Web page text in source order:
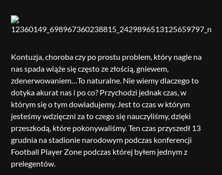
Kontuzja, choroba czy po prostu problem, który nagle na
nas spada wiąże się często ze złością, gniewem,
zdenerwowaniem…To naturalne. Nie wiemy dlaczego to
dotyka akurat nas i po co? Przychodzi jednak czas, w
którym się o tym dowiadujemy. Jest to czas w którym
jesteśmy wdzięczni za to czego się nauczyliśmy, dzięki
przeszkodą, które pokonywaliśmy. Ten czas przyszedł 13
grudnia na stadionie narodowym podczas konferencji
Football Player Zone podczas której byłem jednym z
prelegentów.